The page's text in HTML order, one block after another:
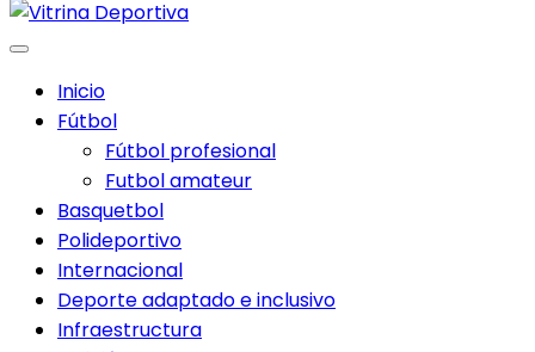
Inicio
Fútbol
Fútbol profesional
Futbol amateur
Basquetbol
Polideportivo
Internacional
Deporte adaptado e inclusivo
Infraestructura